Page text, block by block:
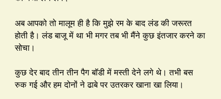
अब आपको तो मालूम ही है कि मुझे रम के बाद लंड की जरूरत
होती है। लंड बाजू में था भी मगर तब भी मैंने कुछ इंतजार करने का
सोचा।
कुछ देर बाद तीन तीन पैग बॉडी में मस्ती देने लगे थे। तभी बस
रुक गई और हम दोनों ने ढाबे पर उतरकर खाना खा लिया।